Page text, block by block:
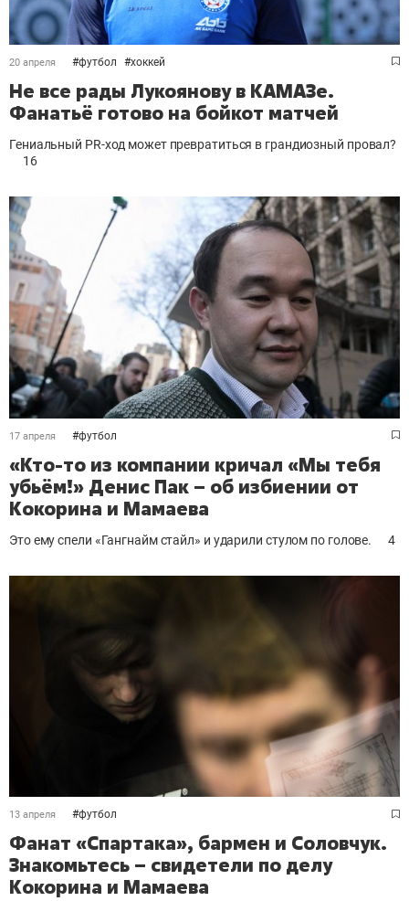
20 апреля #футбол #хоккей
Не все рады Лукоянову в КАМАЗе.
Фанатьё готово на бойкот матчей
Гениальный PR-ход может превратиться в грандиозный провал?
16
17 апреля #футбол
«Кто-то из компании кричал «Мы тебя
убьём!» Денис Пак – об избиении от
Кокорина и Мамаева
Это ему спели «Гангнайм стайл» и ударили стулом по голове. 4
13 апреля #футбол
Фанат «Спартака», бармен и Соловчук.
Знакомьтесь – свидетели по делу
Кокорина и Мамаева